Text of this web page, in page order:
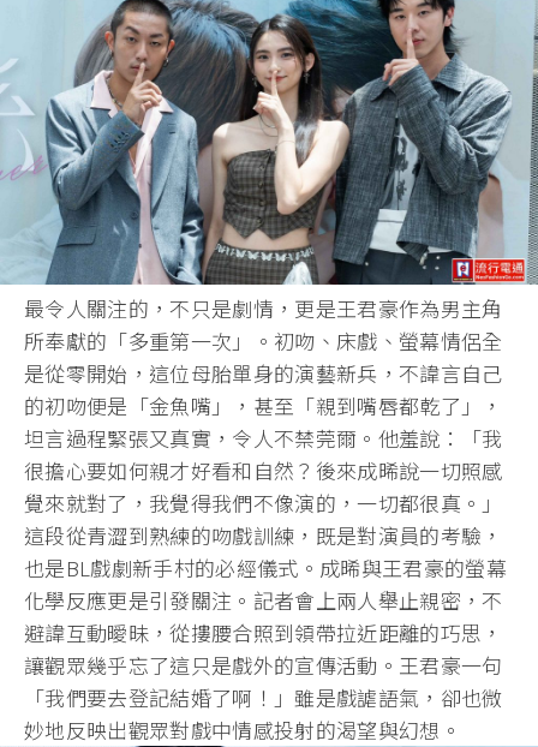
最令人關注的，不只是劇情，更是王君豪作為男主角
所奉獻的「多重第一次」。初吻、床戲、螢幕情侶全
是從零開始，這位母胎單身的演藝新兵，不諱言自己
的初吻便是「金魚嘴」，甚至「親到嘴唇都乾了」，
坦言過程緊張又真實，令人不禁莞爾。他羞說：「我
很擔心要如何親才好看和自然？後來成晞說一切照感
覺來就對了，我覺得我們不像演的，一切都很真。」
這段從青澀到熟練的吻戲訓練，既是對演員的考驗，
也是BL戲劇新手村的必經儀式。成晞與王君豪的螢幕
化學反應更是引發關注。記者會上兩人舉止親密，不
避諱互動曖昧，從摟腰合照到領帶拉近距離的巧思，
讓觀眾幾乎忘了這只是戲外的宣傳活動。王君豪一句
「我們要去登記結婚了啊！」雖是戲謔語氣，卻也微
妙地反映出觀眾對戲中情感投射的渴望與幻想。